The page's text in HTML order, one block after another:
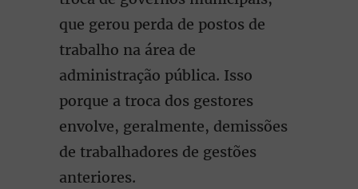
que gerou perda de postos de
trabalho na área de
administração pública. Isso
porque a troca dos gestores
envolve, geralmente, demissões
de trabalhadores de gestões
anteriores.